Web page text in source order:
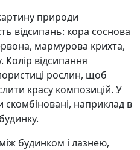
природи
відсипань: кора соснова
мармурова крихта,
Колір відсипання
рослин, щоб
красу композицій. У
скомбіновані, наприклад в
будинком і лазнею,